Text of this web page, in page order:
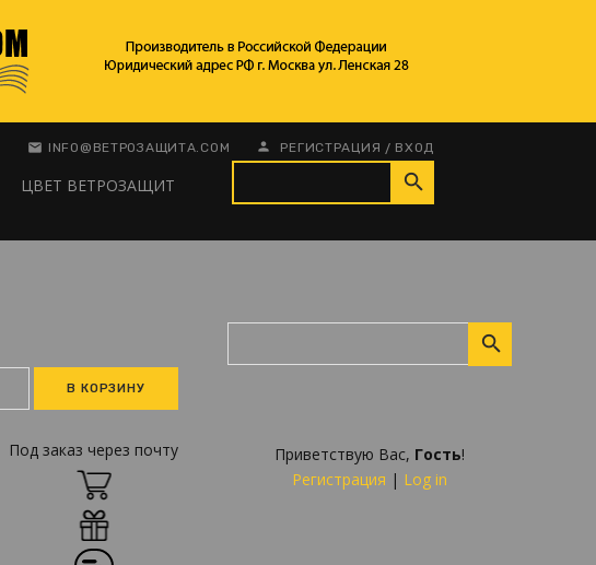
INFO@ВЕТРОЗАЩИТА.COM РЕГИСТРАЦИЯ / ВХОД
ЦВЕТ ВЕТРОЗАЩИТ
Приветствую Вас, Гость!
Регистрация | Log in
Под заказ через почту